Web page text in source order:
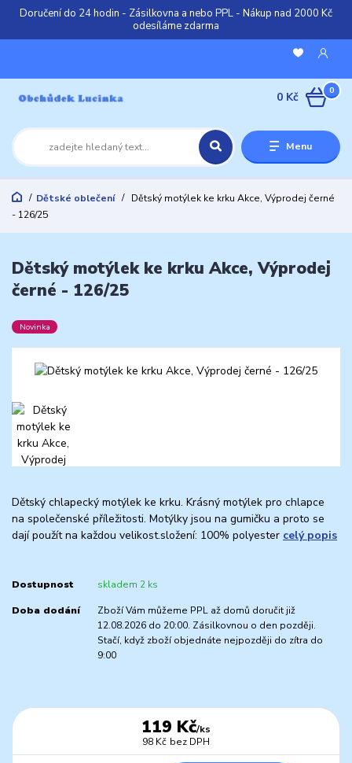
Doručení do 24 hodin - Zásilkovna a nebo PPL - Nákup nad 2000 Kč
odesíláme zdarma
Menu
0
0 Kč
Dětské oblečení
Dětský motýlek ke krku Akce, Výprodej černé
- 126/25
Dětský motýlek ke krku Akce, Výprodej
černé - 126/25
Novinka
Dětský chlapecký motýlek ke krku. Krásný motýlek pro chlapce
na společenské příležitosti. Motýlky jsou na gumičku a proto se
dají použít na každou velikost.složení: 100% polyester celý popis
Dostupnost skladem 2 ks
Doba dodání
Zboží Vám můžeme PPL až domů doručit již
12.08.2026 do 20:00. Zásilkovnou o den později.
Stačí, když zboží objednáte nejpozději do zítra do
9:00
119 Kč/ks
98 Kč bez DPH